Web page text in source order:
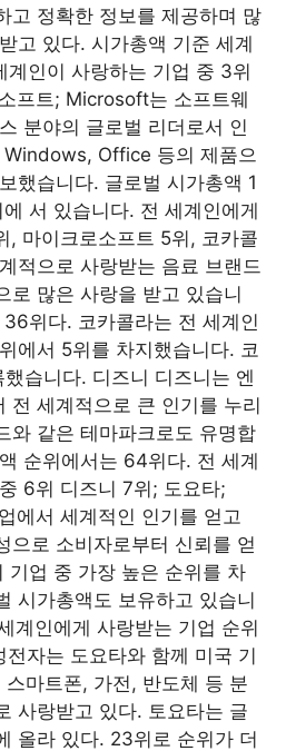
고 정확한 정보를 제공하며 많
고 있다. 시가총액 기준 세계
계인이 사랑하는 기업 중 3위
프트; Microsoft는 소프트웨
분야의 글로벌 리더로서 인
Windows, Office 등의 제품으
했습니다. 글로벌 시가총액 1
서 있습니다. 전 세계인에게
, 마이크로소프트 5위, 코카콜
적으로 사랑받는 음료 브랜드
로 많은 사랑을 받고 있습니
위다. 코카콜라는 전 세계인
에서 5위를 차지했습니다. 코
습니다. 디즈니 디즈니는 엔
전 세계적으로 큰 인기를 누리
와 같은 테마파크로도 유명합
순위에서는 64위다. 전 세계
6위 디즈니 7위; 도요타;
에서 세계적인 인기를 얻고
으로 소비자로부터 신뢰를 얻
기업 중 가장 높은 순위를 차
시가총액도 보유하고 있습니
계인에게 사랑받는 기업 순위
자는 도요타와 함께 미국 기
마트폰, 가전, 반도체 등 분
사랑받고 있다. 토요타는 글
올라 있다. 23위로 순위가 더